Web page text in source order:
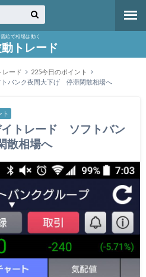
給で相場は動く
トレード
ード
225今日のポイント
バンク夜間大下げ 停滞閑散相場へ
トレード ソフトバン
散相場へ